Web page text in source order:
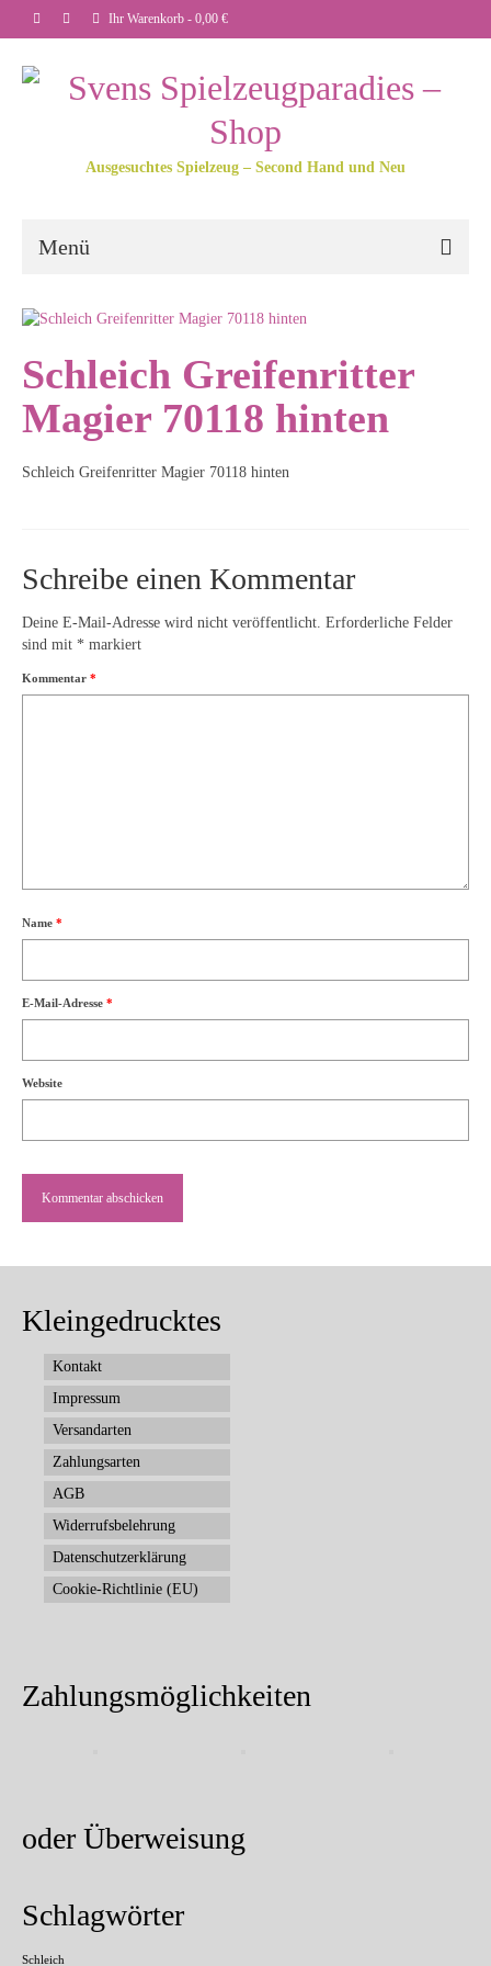
Ihr Warenkorb - 0,00 €
Ausgesuchtes Spielzeug – Second Hand und Neu
Menü
Schleich Greifenritter
Magier 70118 hinten
Schleich Greifenritter Magier 70118 hinten
Schreibe einen Kommentar
Deine E-Mail-Adresse wird nicht veröffentlicht. Erforderliche Felder
sind mit * markiert
Kommentar *
Name *
E-Mail-Adresse *
Website
Kleingedrucktes
Kontakt
Impressum
Versandarten
Zahlungsarten
AGB
Widerrufsbelehrung
Datenschutzerklärung
Cookie-Richtlinie (EU)
Zahlungsmöglichkeiten
oder Überweisung
Schlagwörter
Schleich